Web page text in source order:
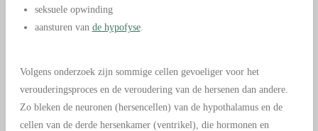
seksuele opwinding
aansturen van de hypofyse.
Volgens onderzoek zijn sommige cellen gevoeliger voor het
verouderingsproces en de veroudering van de hersenen dan andere.
Zo bleken de neuronen (hersencellen) van de hypothalamus en de
cellen van de derde hersenkamer (ventrikel), die hormonen en